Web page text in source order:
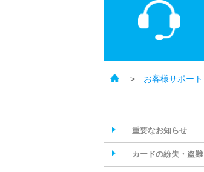
トップお客様サポート
重要なお知らせ
カードの紛失・盗難